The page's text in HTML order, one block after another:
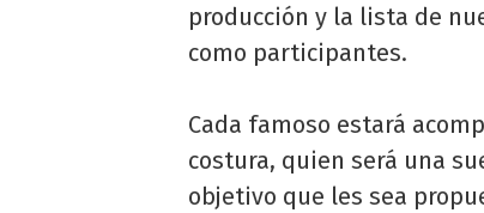
producción y la lista de
como participantes.
Cada famoso estará
costura, quien será una
objetivo que les sea